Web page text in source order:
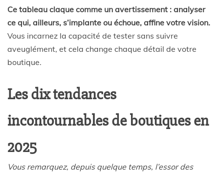
Ce tableau claque comme un avertissement : analyser
ce qui, ailleurs, s’implante ou échoue, affine votre vision.
Vous incarnez la capacité de tester sans suivre
aveuglément, et cela change chaque détail de votre
boutique.
Les dix tendances
incontournables de boutiques en
2025
Vous remarquez, depuis quelque temps, l’essor des